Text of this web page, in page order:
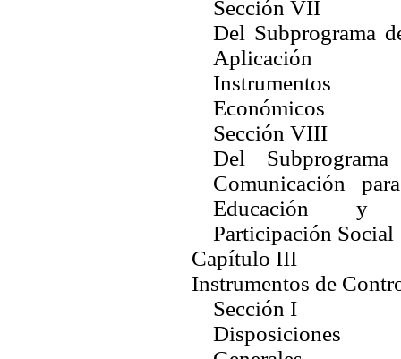
Sección VII
Del Subprograma
Aplicación
Instrumentos
Económicos
Sección VIII
Del
Comunicación
Educación
Participación Social
Capítulo III
Instrumentos de
Sección I
Disposiciones